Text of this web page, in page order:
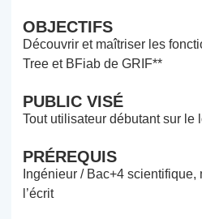
OBJECTIFS
Découvrir et maîtriser les
Tree et BFiab de GRIF**
PUBLIC VISÉ
Tout utilisateur débutant sur le
PRÉREQUIS
Ingénieur / Bac+4 scientifique,
l’écrit